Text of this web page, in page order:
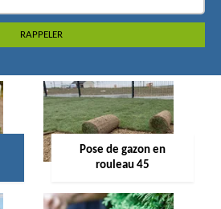
Pose de gazon en
rouleau 45